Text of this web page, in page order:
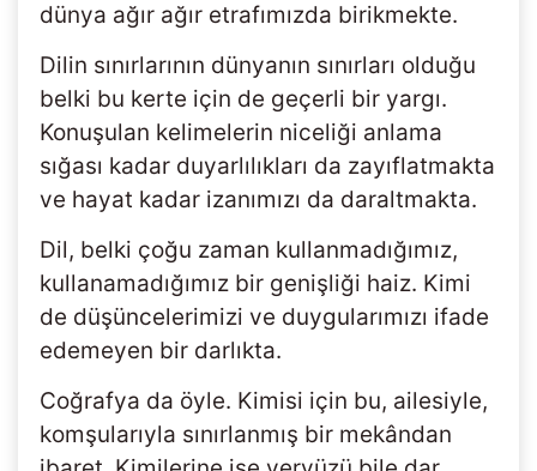
dünya ağır ağır etrafımızda birikmekte.
Dilin sınırlarının dünyanın sınırları olduğu
belki bu kerte için de geçerli bir yargı.
Konuşulan kelimelerin niceliği anlama
sığası kadar duyarlılıkları da zayıflatmakta
ve hayat kadar izanımızı da daraltmakta.
Dil, belki çoğu zaman kullanmadığımız,
kullanamadığımız bir genişliği haiz. Kimi
de düşüncelerimizi ve duygularımızı ifade
edemeyen bir darlıkta.
Coğrafya da öyle. Kimisi için bu, ailesiyle,
komşularıyla sınırlanmış bir mekândan